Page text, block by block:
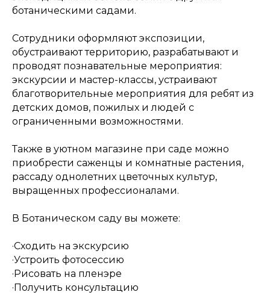
ботаническими садами.
Сотрудники оформляют экспозиции,
обустраивают территорию, разрабатывают и
проводят познавательные мероприятия:
экскурсии и мастер-классы, устраивают
благотворительные мероприятия для ребят из
детских домов, пожилых и людей с
ограниченными возможностями.
Также в уютном магазине при саде можно
приобрести саженцы и комнатные растения,
рассаду однолетних цветочных культур,
выращенных профессионалами.
В Ботаническом саду вы можете:
·Сходить на экскурсию
·Устроить фотосессию
·Рисовать на пленэре
·Получить консультацию